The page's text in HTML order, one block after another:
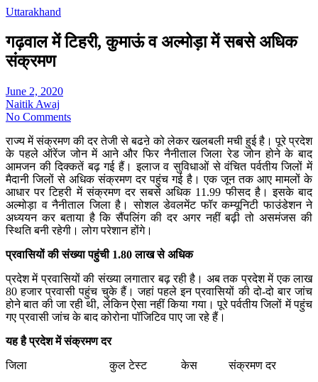
Uttarakhand
गढ़वाल में टिहरी, कुमाऊं व अल्मोड़ा में सबसे अधिक
संक्रमण
June 2, 2020
Naitik Awaj
No Comments
राज्य में संक्रमण की दर तेजी से बढऩे को लेकर खलबली मची हुई है। पूरे प्रदेश
के पहले ऑरेंज जोन में आने और फिर नैनीताल जिला रेड जोन होने के बाद
आमजन की दिक्कतें बढ़ गई हैं। इलाज व सुविधाओं से वंचित पर्वतीय जिलों में
मैदानी जिलों से अधिक संक्रमण दर पहुंच गई है। एक जून तक आए मामलों के
आधार पर टिहरी में संक्रमण दर सबसे अधिक 11.99 फीसद है। इसके बाद
अल्मोड़ा व नैनीताल जिला है। सोशल डेवलमेंट फॉर कम्यूनिटी फाउंडेशन ने
अध्ययन कर बताया है कि सैंपलिंग की दर अगर नहीं बढ़ी तो असमंजस की
स्थिति बनी रहेगी। लोग परेशान होंगे।
प्रवासियों की संख्या पहुंची 1.80 लाख से अधिक
प्रदेश में प्रवासियों की संख्या लगातार बढ़ रही है। अब तक प्रदेश में एक लाख
80 हजार प्रवासी पहुंच चुके हैं। जहां पहले इन प्रवासियों की दो-दो बार जांच
होने बात की जा रही थी, लेकिन ऐसा नहीं किया गया। पूरे पर्वतीय जिलों में पहुंच
गए प्रवासी जांच के बाद कोरोना पॉजिटिव पाए जा रहे हैं।
यह है प्रदेश में संक्रमण दर
जिला कुल टेस्ट केस संक्रमण दर